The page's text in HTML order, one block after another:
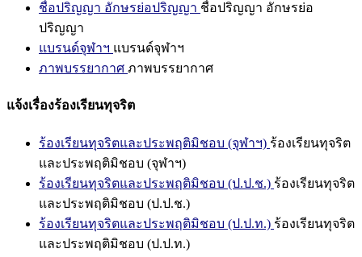
ชื่อปริญญา อักษรย่อปริญญา ชื่อปริญญา อักษรย่อ
ปริญญา
แบรนด์จุฬาฯ แบรนด์จุฬาฯ
ภาพบรรยากาศ ภาพบรรยากาศ
แจ้งเรื่องร้องเรียนทุจริต
ร้องเรียนทุจริตและประพฤติมิชอบ (จุฬาฯ) ร้องเรียนทุจริต
และประพฤติมิชอบ (จุฬาฯ)
ร้องเรียนทุจริตและประพฤติมิชอบ (ป.ป.ช.) ร้องเรียนทุจริต
และประพฤติมิชอบ (ป.ป.ช.)
ร้องเรียนทุจริตและประพฤติมิชอบ (ป.ป.ท.) ร้องเรียนทุจริต
และประพฤติมิชอบ (ป.ป.ท.)